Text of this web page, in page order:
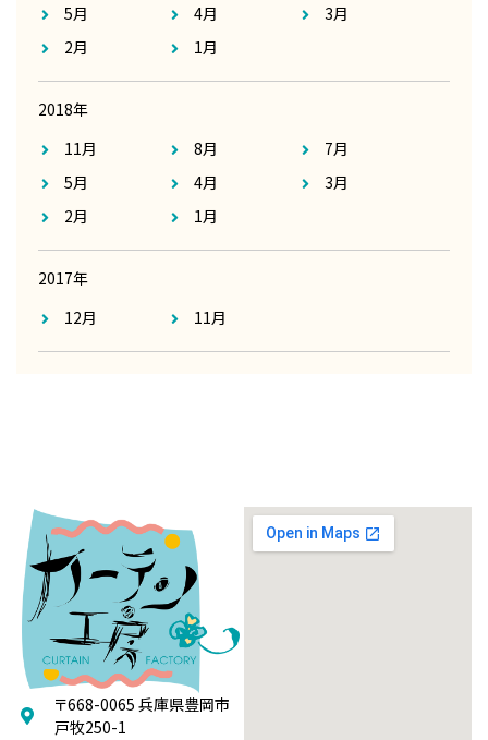
5月
4月
3月
2月
1月
2018年
11月
8月
7月
5月
4月
3月
2月
1月
2017年
12月
11月
〒668-0065 兵庫県豊岡市
戸牧250-1